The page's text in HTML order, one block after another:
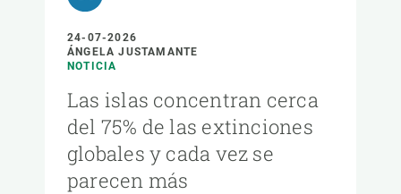
24-07-2026
ÁNGELA JUSTAMANTE
NOTICIA
Las islas concentran cerca
del 75% de las extinciones
globales y cada vez se
parecen más